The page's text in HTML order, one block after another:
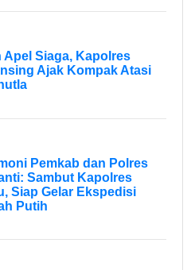
Apel Siaga, Kapolres
Ajak Kompak Atasi
Pemkab dan Polres
Sambut Kapolres
Siap Gelar Ekspedisi
Putih